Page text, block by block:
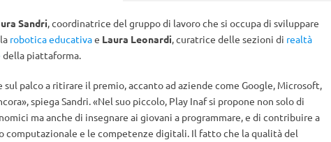
Sandri, coordinatrice del gruppo di lavoro che si occupa di sviluppare
robotica educativae Laura Leonardi, curatrice delle sezioni di realtà
della piattaforma.
palco a ritirare il premio, accanto ad aziende come Google, Microsoft,
spiega Sandri. «Nel suo piccolo, Play Inaf si propone non solo di
ma anche di insegnare ai giovani a programmare, e di contribuire a
computazionale e le competenze digitali. Il fatto che la qualità del